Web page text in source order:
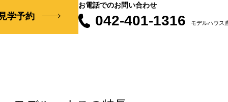
学予約
お電話でのお問い合わせ
042-401-1316 モデルハウス